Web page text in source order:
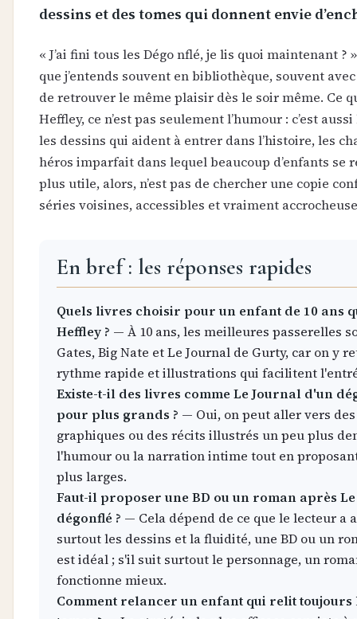
dessins et des tomes qui donnent envie
« J’ai fini tous les Dégo nflé, je lis quoi maintenant ?
que j’entends souvent en bibliothèque, souvent
de retrouver le même plaisir dès le soir même. Ce
Heffley, ce n’est pas seulement l’humour : c’est
les dessins qui aident à entrer dans l’histoire, les
héros imparfait dans lequel beaucoup d’enfants se
plus utile, alors, n’est pas de chercher une copie
séries voisines, accessibles et vraiment
En bref : les réponses rapides
Quels livres choisir pour un enfant de 10 ans
Heffley ? — À 10 ans, les meilleures passerelles
Gates, Big Nate et Le Journal de Gurty, car on y
rythme rapide et illustrations qui facilitent
Existe-t-il des livres comme Le Journal d'un
pour plus grands ? — Oui, on peut aller vers
graphiques ou des récits illustrés un peu plus
l'humour ou la narration intime tout en
plus larges.
Faut-il proposer une BD ou un roman après
dégonflé ? — Cela dépend de ce que le lecteur a
surtout les dessins et la fluidité, une BD ou un
est idéal ; s'il suit surtout le personnage, un
fonctionne mieux.
Comment relancer un enfant qui relit toujours